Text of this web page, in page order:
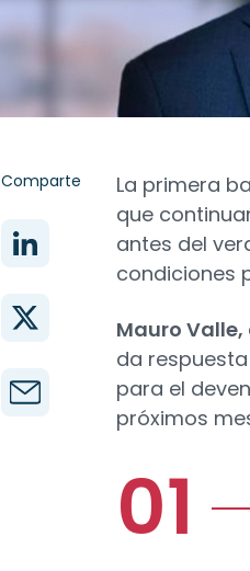
Comparte
La primera
que
antes del
condiciones
Mauro
da
para el
próximos